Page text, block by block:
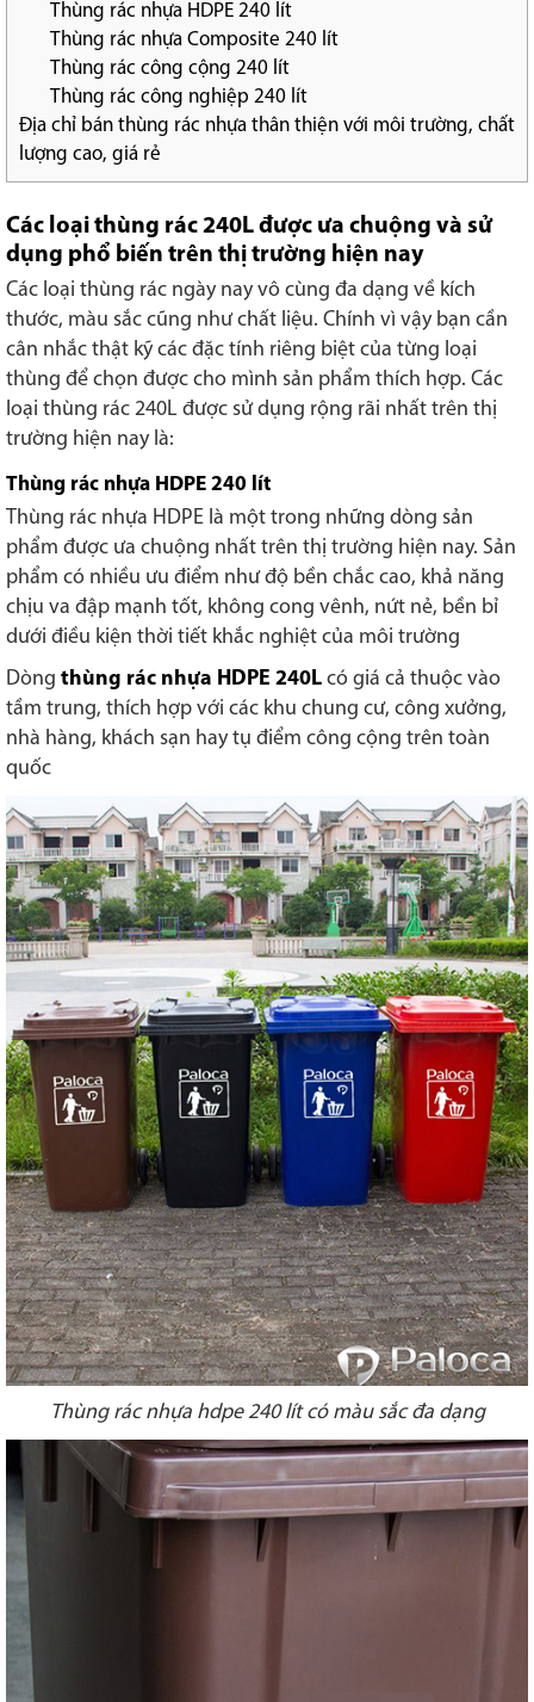
Thùng rác nhựa HDPE 240 lít
Thùng rác nhựa Composite 240 lít
Thùng rác công cộng 240 lít
Thùng rác công nghiệp 240 lít
Địa chỉ bán thùng rác nhựa thân thiện với môi trường, chất
lượng cao, giá rẻ
Các loại thùng rác 240L được ưa chuộng và sử
dụng phổ biến trên thị trường hiện nay
Các loại thùng rác ngày nay vô cùng đa dạng về kích
thước, màu sắc cũng như chất liệu. Chính vì vậy bạn cần
cân nhắc thật kỹ các đặc tính riêng biệt của từng loại
thùng để chọn được cho mình sản phẩm thích hợp. Các
loại thùng rác 240L được sử dụng rộng rãi nhất trên thị
trường hiện nay là:
Thùng rác nhựa HDPE 240 lít
Thùng rác nhựa HDPE là một trong những dòng sản
phẩm được ưa chuộng nhất trên thị trường hiện nay. Sản
phẩm có nhiều ưu điểm như độ bền chắc cao, khả năng
chịu va đập mạnh tốt, không cong vênh, nứt nẻ, bền bỉ
dưới điều kiện thời tiết khắc nghiệt của môi trường
Dòng thùng rác nhựa HDPE 240L có giá cả thuộc vào
tầm trung, thích hợp với các khu chung cư, công xưởng,
nhà hàng, khách sạn hay tụ điểm công cộng trên toàn
quốc
Thùng rác nhựa hdpe 240 lít có màu sắc đa dạng